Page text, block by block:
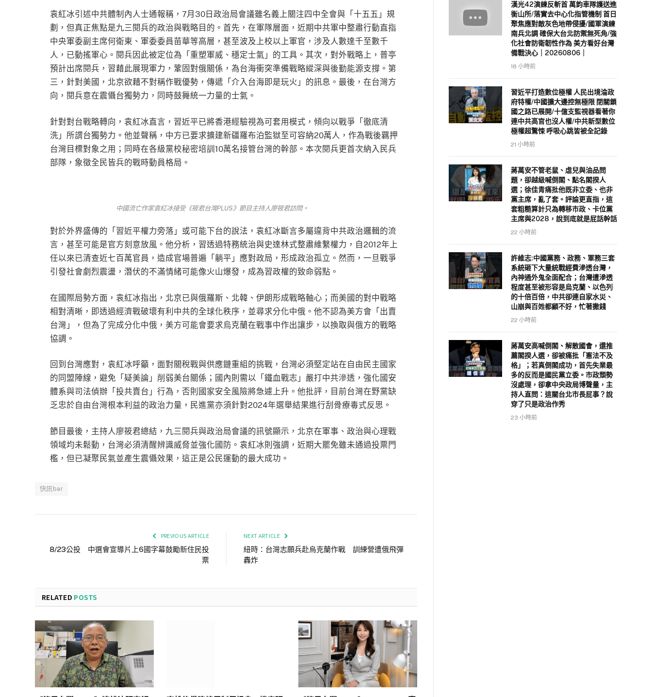
袁紅冰引述中共體制內人士通報稱，7月30日政治局會議雖名義上關注四中全會與「十五五」規
劃，但真正焦點是九三閱兵的政治與戰略目的。首先，在軍隊層面，近期中共軍中整肅行動直指
中央軍委副主席何衛東、軍委委員苗華等高層，甚至波及上校以上軍官，涉及人數達千至數千
人，已動搖軍心。閱兵因此被定位為「重塑軍威、穩定士氣」的工具。其次，對外戰略上，普亭
預計出席閱兵，習藉此展現軍力，鞏固對俄關係，為台海衝突準備戰略縱深與後勤能源支撐。第
三，針對美國，北京欲藉不對稱作戰優勢，傳遞「介入台海即是玩火」的訊息。最後，在台灣方
向，閱兵意在震懾台獨勢力，同時鼓舞統一力量的士氣。
針對對台戰略轉向，袁紅冰直言，習近平已將香港經驗視為可套用模式，傾向以戰爭「徹底清
洗」所謂台獨勢力。他並聲稱，中方已要求擴建新疆羅布泊監獄至可容納20萬人，作為戰後羈押
台灣目標對象之用；同時在各級黨校秘密培訓10萬名接管台灣的幹部。本次閱兵更首次納入民兵
部隊，象徵全民皆兵的戰時動員格局。
中國流亡作家袁紅冰接受《筱君台灣PLUS》節目主持人廖筱君訪問。
對於外界盛傳的「習近平權力旁落」或可能下台的說法，袁紅冰斷言多屬違背中共政治邏輯的流
言，甚至可能是官方刻意放風。他分析，習透過特務統治與史達林式整肅維繫權力，自2012年上
任以來已清查近七百萬官員，造成官場普遍「躺平」應對政局，形成政治孤立。然而，一旦戰爭
引發社會劇烈震盪，潛伏的不滿情緒可能像火山爆發，成為習政權的致命弱點。
在國際局勢方面，袁紅冰指出，北京已與俄羅斯、北韓、伊朗形成戰略軸心；而美國的對中戰略
相對清晰，即透過經濟戰破壞有利中共的全球化秩序，並尋求分化中俄。他不認為美方會「出賣
台灣」，但為了完成分化中俄，美方可能會要求烏克蘭在戰事中作出讓步，以換取與俄方的戰略
協調。
回到台灣應對，袁紅冰呼籲，面對關稅戰與供應鏈重組的挑戰，台灣必須堅定站在自由民主國家
的同盟陣線，避免「疑美論」削弱美台關係；國內則需以「鐵血戰志」嚴打中共滲透，強化國安
體系與司法偵辦「投共賣台」行為，否則國家安全風險將急遽上升。他批評，目前台灣在野黨缺
乏忠於自由台灣根本利益的政治力量，民進黨亦須針對2024年選舉結果進行刮骨療毒式反思。
節目最後，主持人廖筱君總結，九三閱兵與政治局會議的訊號顯示，北京在軍事、政治與心理戰
領域均未鬆動，台灣必須清醒辨識威脅並強化國防。袁紅冰則強調，近期大罷免雖未通過投票門
檻，但已凝聚民氣並產生震懾效果，這正是公民運動的最大成功。
快訊bar
PREVIOUS ARTICLE
8/23公投 中選會宣導片上6國字幕鼓勵新住民投
票
NEXT ARTICLE
紐時：台灣志願兵赴烏克蘭作戰 訓練營遭俄飛彈
轟炸
RELATED POSTS
漢光42演練反斬首 萬鈞車隊護送進
衡山所/落實去中心化指管機制 首日
聚焦應對敵灰色地帶侵擾/國軍演練
南兵北調 確保大台北防禦無死角/強
化社會防衛韌性作為 美方看好台灣
備戰決心｜20260806｜
18 小時前
習近平打造數位極權 人民出境淪政
府特權/中國擴大邊控無極限 閉關鎖
國之路已展開/十億支監視器看著你
連中共高官也沒人權/中共新型數位
極權超驚悚 呼吸心跳皆被全記錄
21 小時前
蔣萬安不管老鼠、虐兒與油品問
題，卻越級喊倒閣、點名閣揆人
選；徐佳青痛批他既非立委、也非
黨主席，亂了套。評論更直指，這
套粗糙算計只為轉移市政、卡位黨
主席與2028，說到底就是屁話幹話
22 小時前
許維志:中國黨務、政務、軍務三套
系統砸下大量統戰經費滲透台灣，
內神通外鬼全面配合；台灣遭滲透
程度甚至被形容是烏克蘭、以色列
的十倍百倍，中共卻連自家水災、
山崩與百姓都顧不好，忙著撒錢
22 小時前
蔣萬安高喊倒閣、解散國會，還推
薦閣揆人選，卻被痛批「憲法不及
格」；若真倒閣成功，首先失業最
多的反而是國民黨立委。市政頹勢
沒處理，卻拿中央政局博聲量，主
持人直問：這關台北市長屁事？說
穿了只是政治作秀
23 小時前